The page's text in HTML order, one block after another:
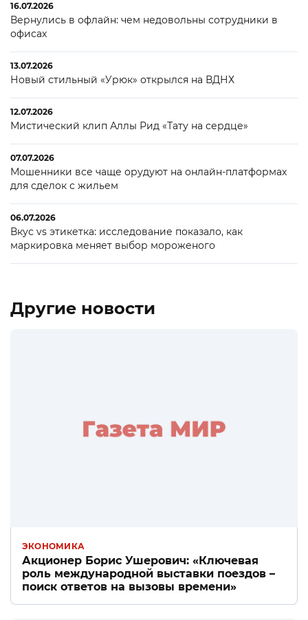
16.07.2026
Вернулись в офлайн: чем недовольны сотрудники в
офисах
13.07.2026
Новый стильный «Урюк» открылся на ВДНХ
12.07.2026
Мистический клип Аллы Рид «Тату на сердце»
07.07.2026
Мошенники все чаще орудуют на онлайн-платформах
для сделок с жильем
06.07.2026
Вкус vs этикетка: исследование показало, как
маркировка меняет выбор мороженого
Другие новости
ЭКОНОМИКА
Акционер Борис Ушерович: «Ключевая
роль международной выставки поездов –
поиск ответов на вызовы времени»